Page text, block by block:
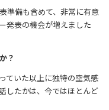
準備も含めて、非常に有意
発表の機会が増えました
？
ていた以上に独特の空気感
したかは、今ではほとんど